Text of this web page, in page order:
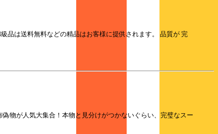
品は送料無料などの精品はお客様に提供されます。 品質が 完
物が人気大集合！本物と見分けがつかないぐらい、完璧なスー